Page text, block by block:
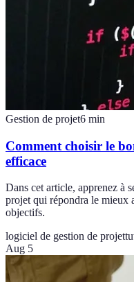
Gestion de projet6 min
Comment choisir le
efficace
Dans cet article, apprenez à
projet qui répondra le mieux
objectifs.
logiciel de gestion de projet
Aug 5